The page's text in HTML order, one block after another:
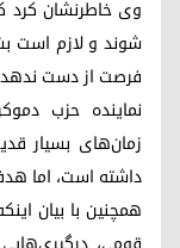
وی خاطرنشان کرد
شوند و لازم است
فرصت از دست
نماینده حزب
زمان‌های بسیار
داشته است، اما
همچنین با بیان